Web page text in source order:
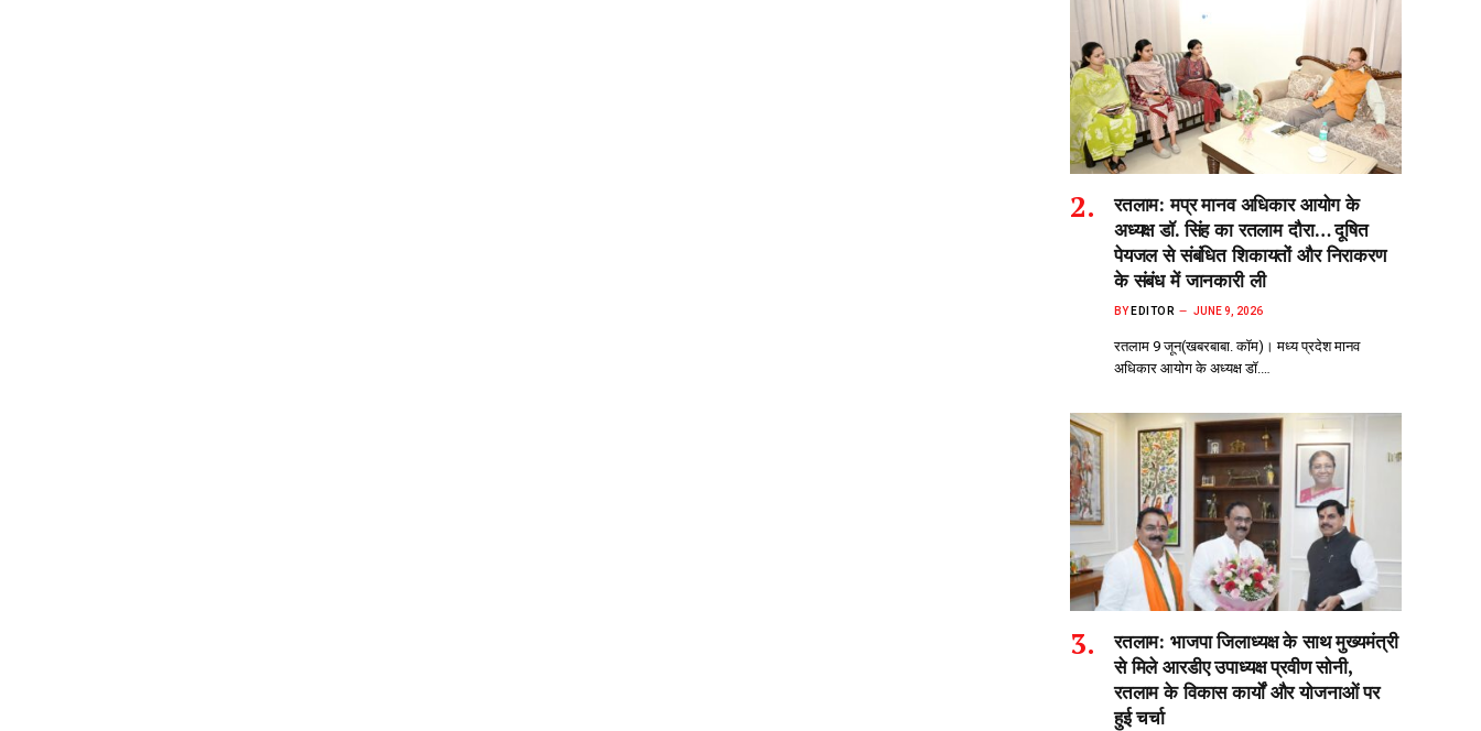
रतलाम: मप्र मानव अधिकार आयोग के
अध्यक्ष डॉ. सिंह का रतलाम दौरा… दूषित
पेयजल से‌ संबंधित शिकायतों और निराकरण
के संबंध में जानकारी ली
BY EDITOR JUNE 9, 2026
रतलाम 9 जून(खबरबाबा. कॉम)। मध्य प्रदेश मानव
अधिकार आयोग के अध्यक्ष डॉ.…
रतलाम: भाजपा जिलाध्यक्ष के साथ मुख्यमंत्री
से मिले आरडीए उपाध्यक्ष प्रवीण सोनी,
रतलाम के विकास कार्यों और योजनाओं पर
हुई चर्चा